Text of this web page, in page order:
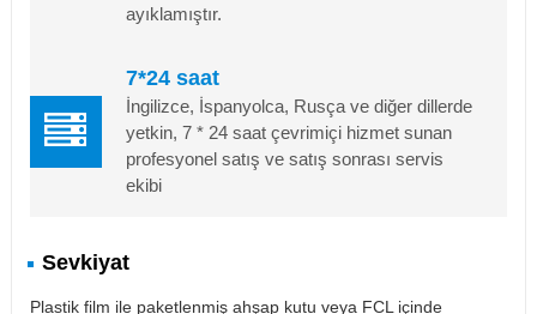
ayıklamıştır.
7*24 saat
İngilizce, İspanyolca, Rusça ve diğer dillerde
yetkin, 7 * 24 saat çevrimiçi hizmet sunan
profesyonel satış ve satış sonrası servis
ekibi
Sevkiyat
Plastik film ile paketlenmiş ahşap kutu veya FCL içinde